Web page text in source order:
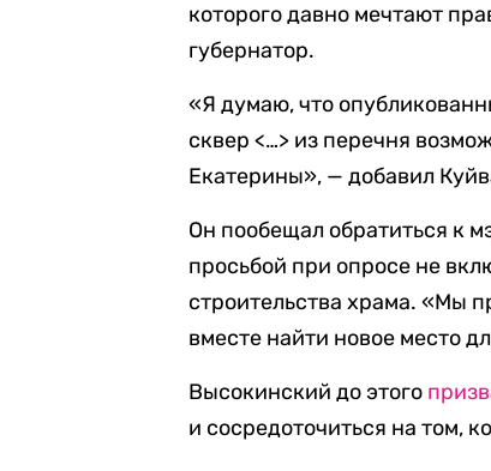
которого давно мечтают
губернатор.
«Я думаю, что
сквер <…> из перечня
Екатерины», — добавил
Он пообещал обратиться к
просьбой при опросе не
строительства храма. «Мы
вместе найти новое место
Высокинский до этого
и сосредоточиться на том,